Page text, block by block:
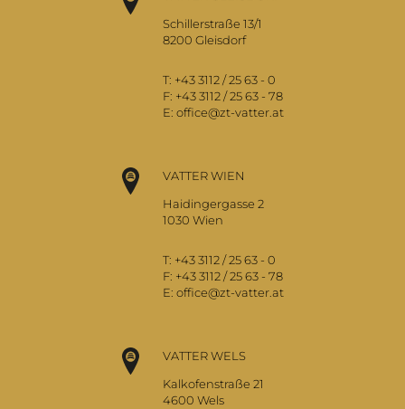
Schillerstraße 13/1
8200 Gleisdorf
T: +43 3112 / 25 63 - 0
F: +43 3112 / 25 63 - 78
E: office@zt-vatter.at
VATTER WIEN
Haidingergasse 2
1030 Wien
T: +43 3112 / 25 63 - 0
F: +43 3112 / 25 63 - 78
E: office@zt-vatter.at
VATTER WELS
Kalkofenstraße 21
4600 Wels